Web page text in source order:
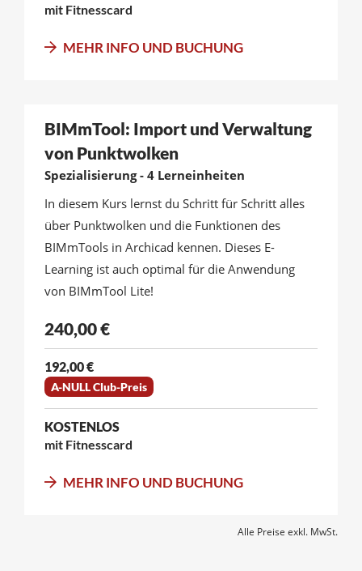
mit Fitnesscard
MEHR INFO UND BUCHUNG
BIMmTool: Import und Verwaltung
von Punktwolken
Spezialisierung - 4 Lerneinheiten
In diesem Kurs lernst du Schritt für Schritt alles
über Punktwolken und die Funktionen des
BIMmTools in Archicad kennen. Dieses E-
Learning ist auch optimal für die Anwendung
von BIMmTool Lite!
240,00 €
192,00 €
A-NULL Club-Preis
KOSTENLOS
mit Fitnesscard
MEHR INFO UND BUCHUNG
Alle Preise exkl. MwSt.